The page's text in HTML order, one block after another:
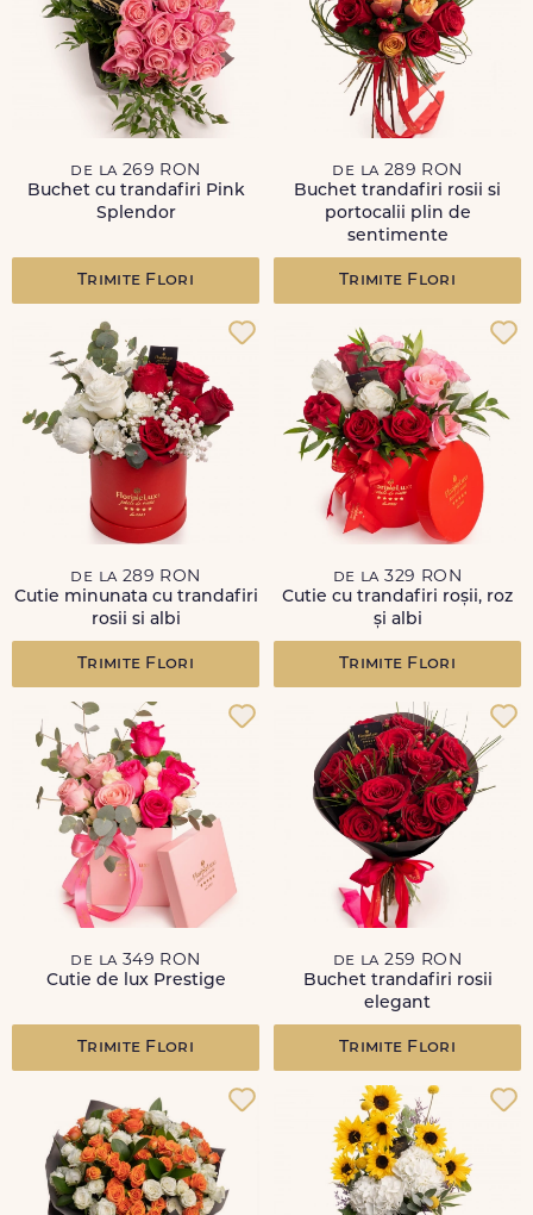
de la 269 RON
Buchet cu trandafiri Pink
Splendor
Trimite Flori
de la 289 RON
Buchet trandafiri rosii si
portocalii plin de
sentimente
Trimite Flori
de la 289 RON
Cutie minunata cu trandafiri
rosii si albi
Trimite Flori
de la 329 RON
Cutie cu trandafiri roșii, roz
și albi
Trimite Flori
de la 349 RON
Cutie de lux Prestige
Trimite Flori
de la 259 RON
Buchet trandafiri rosii
elegant
Trimite Flori